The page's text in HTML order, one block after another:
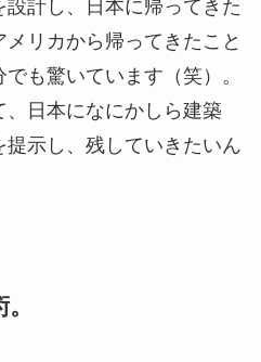
計し、日本に帰ってきた
リカから帰ってきたこと
も驚いています（笑）。
日本になにかしら建築
示し、残していきたいん